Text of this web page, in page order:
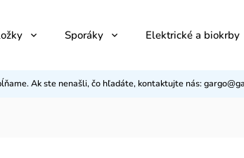
Sporáky Elektrické a biokrby
Ak ste nenašli, čo hľadáte, kontaktujte nás: